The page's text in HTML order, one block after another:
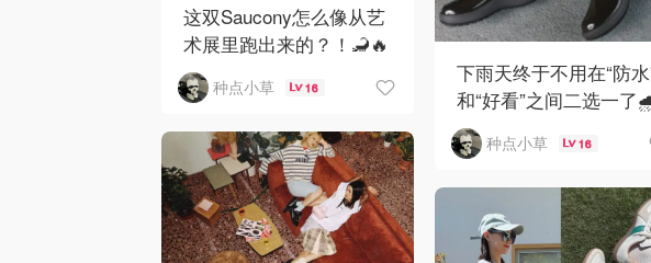
这双Saucony怎么像从艺
术展里跑出来的？！🦂🔥
种点小草 16
下雨天终于不用在“防
和“好看”之间二选一
👢
种点小草 16